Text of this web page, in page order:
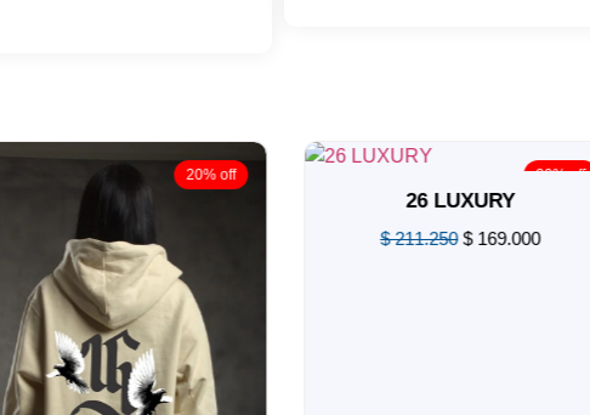
20% off 20% off
26 LUXURY
211.250 $169.000